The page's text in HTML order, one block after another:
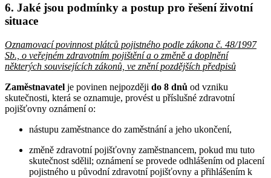
6. Jaké jsou podmínky a postup pro řešení životní
situace
Oznamovací povinnost plátců pojistného podle zákona č. 48/1997
Sb., o veřejném zdravotním pojištění a o změně a doplnění
některých souvisejících zákonů, ve znění pozdějších předpisů
Zaměstnavatel je povinen nejpozději do 8 dnů od vzniku
skutečnosti, která se oznamuje, provést u příslušné zdravotní
pojišťovny oznámení o:
nástupu zaměstnance do zaměstnání a jeho ukončení,
změně zdravotní pojišťovny zaměstnancem, pokud mu tuto
skutečnost sdělil; oznámení se provede odhlášením od placení
pojistného u původní zdravotní pojišťovny a přihlášením k